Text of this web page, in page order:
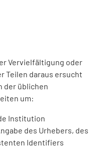
Vervielfältigung oder
Teilen daraus ersucht
der üblichen
um:
Institution
des Urhebers, des
Identifiers